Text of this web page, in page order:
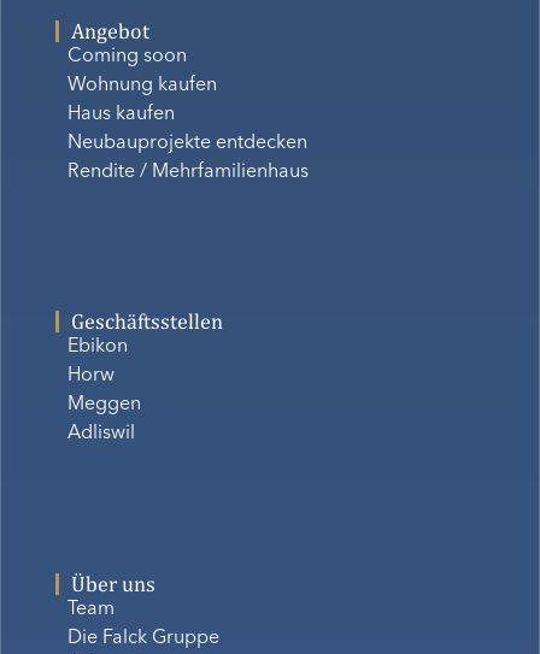
Angebot
Coming soon
Wohnung kaufen
Haus kaufen
Neubauprojekte entdecken
Rendite / Mehrfamilienhaus
Geschäftsstellen
Ebikon
Horw
Meggen
Adliswil
Über uns
Team
Die Falck Gruppe